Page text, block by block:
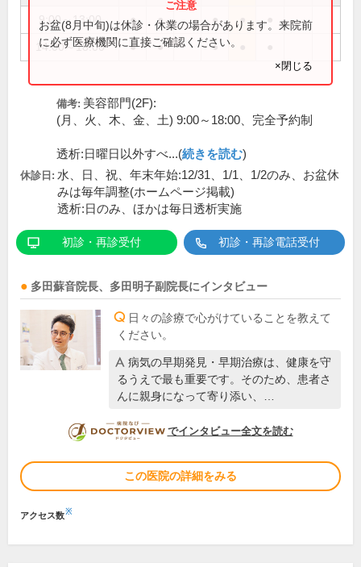
9:00～13:00 ● ● ● ●
14:00～18:00 ● ● ●
お盆(8月中旬)は休診・休業の場合があります。来院前
に必ず医療機関に直接ご確認ください。
×閉じる
備考: 美容部門(2F):
(月、火、木、金、土) 9:00～18:00、完全予約制
透析:日曜日以外すべ...(続きを読む)
休診日: 水、日、祝、年末年始:12/31、1/1、1/2のみ、お盆休
みは毎年調整(ホームページ掲載)
透析:日のみ、ほかは毎日透析実施
初診・再診受付 初診・再診電話受付
多田蘇音院長、 多田明子副院長にインタビュー
日々の診療で心がけていることを教えて
ください。
病気の早期発見・早期治療は、健康を守
るうえで最も重要です。そのため、患者さ
んに親身になって寄り添い、…
DOCTORVIEW
でインタビュー全文を読む
この医院の詳細をみる
アクセス数※